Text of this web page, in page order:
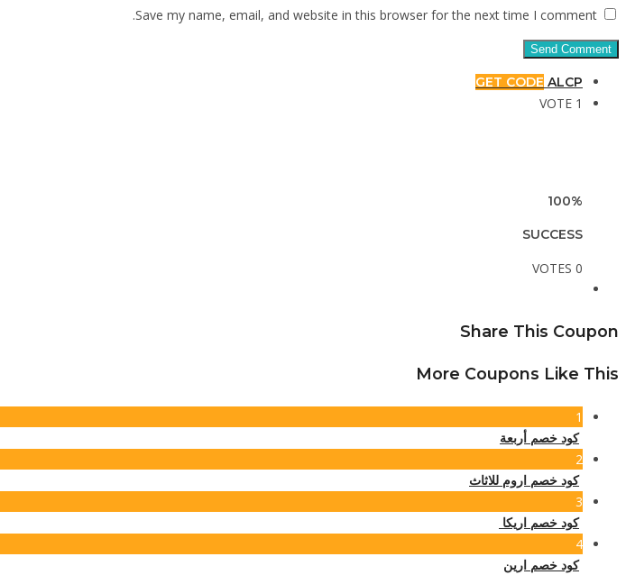
Save my name, email, and website in this browser for the next time I comment.
GET CODE ALCP
1 VOTE
100%
SUCCESS
0 VOTES
Share This Coupon
More Coupons Like This
1
كود خصم أربعة
2
كود خصم اروم للاثاث
3
كود خصم اريكا
4
كود خصم ارين